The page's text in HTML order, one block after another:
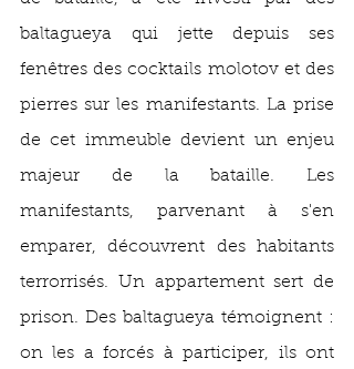
baltagueya qui jette depuis ses
fenêtres des cocktails molotov et des
pierres sur les manifestants. La prise
de cet immeuble devient un enjeu
majeur de la bataille. Les
manifestants, parvenant à s'en
emparer, découvrent des habitants
terrorrisés. Un appartement sert de
prison. Des baltagueya témoignent :
on les a forcés à participer, ils ont